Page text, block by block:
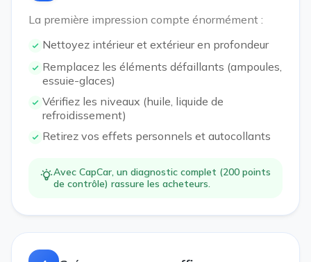
La première impression compte énormément :
Nettoyez intérieur et extérieur en profondeur
Remplacez les éléments défaillants (ampoules,
essuie-glaces)
Vérifiez les niveaux (huile, liquide de
refroidissement)
Retirez vos effets personnels et autocollants
Avec CapCar, un diagnostic complet (200 points
de contrôle) rassure les acheteurs.